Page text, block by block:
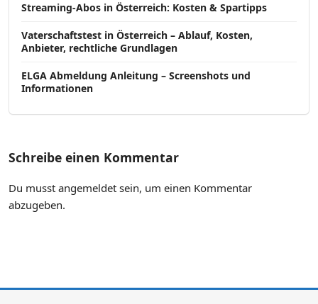
Streaming-Abos in Österreich: Kosten & Spartipps
Vaterschaftstest in Österreich – Ablauf, Kosten,
Anbieter, rechtliche Grundlagen
ELGA Abmeldung Anleitung – Screenshots und
Informationen
Schreibe einen Kommentar
Du musst angemeldet sein, um einen Kommentar
abzugeben.